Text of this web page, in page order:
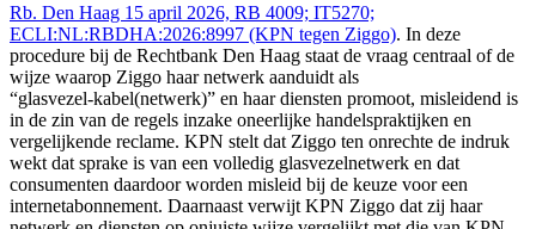
Rb. Den Haag 15 april 2026, RB 4009; IT5270;
ECLI:NL:RBDHA:2026:8997 (KPN tegen Ziggo). In deze
procedure bij de Rechtbank Den Haag staat de vraag centraal of de
wijze waarop Ziggo haar netwerk aanduidt als
“glasvezel‑kabel(netwerk)” en haar diensten promoot, misleidend is
in de zin van de regels inzake oneerlijke handelspraktijken en
vergelijkende reclame. KPN stelt dat Ziggo ten onrechte de indruk
wekt dat sprake is van een volledig glasvezelnetwerk en dat
consumenten daardoor worden misleid bij de keuze voor een
internetabonnement. Daarnaast verwijt KPN Ziggo dat zij haar